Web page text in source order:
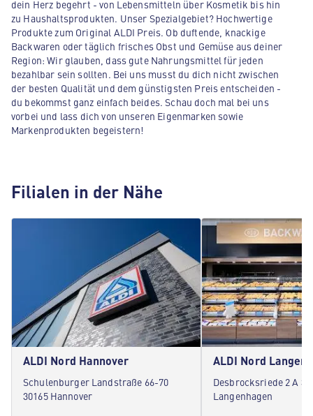
dein Herz begehrt - von Lebensmitteln über Kosmetik bis hin
zu Haushaltsprodukten. Unser Spezialgebiet? Hochwertige
Produkte zum Original ALDI Preis. Ob duftende, knackige
Backwaren oder täglich frisches Obst und Gemüse aus deiner
Region: Wir glauben, dass gute Nahrungsmittel für jeden
bezahlbar sein sollten. Bei uns musst du dich nicht zwischen
der besten Qualität und dem günstigsten Preis entscheiden -
du bekommst ganz einfach beides. Schau doch mal bei uns
vorbei und lass dich von unseren Eigenmarken sowie
Markenprodukten begeistern!
Filialen in der Nähe
ALDI Nord Hannover
Schulenburger Landstraße 66-70
30165 Hannover
ALDI Nord
Desbrocksriede 2 A
Langenhagen